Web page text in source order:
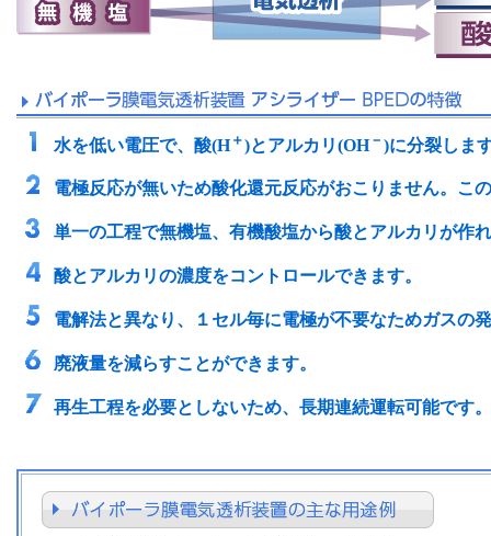
水を低い電圧で、酸(H＋)とアルカリ(OH－ )に分裂しま
電極反応が無いため酸化還元反応がおこりません。こ
単一の工程で無機塩、有機酸塩から酸とアルカリが作
酸とアルカリの濃度をコントロールできます。
電解法と異なり、１セル毎に電極が不要なためガスの
廃液量を減らすことができます。
再生工程を必要としないため、長期連続運転可能です。